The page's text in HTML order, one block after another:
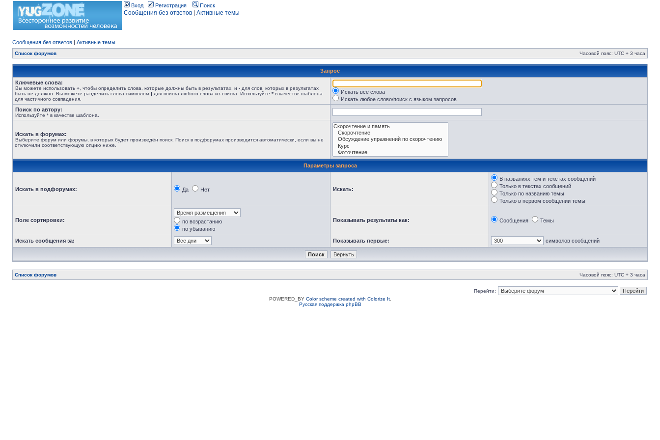
Вход Регистрация Поиск
Сообщения без ответов Активные темы
Сообщения без ответов | Активные темы
Список форумов Часовой пояс: UTC + 3 часа
Запрос
Ключевые слова:
Вы можете использовать + , чтобы определить слова, которые должны быть в результатах, и - для слов, которых в результатах
быть не должно. Вы можете разделить слова символом | для поиска любого слова из списка. Используйте * в качестве шаблона
для частичного совпадения.
Искать все слова
Искать любое слово/поиск с языком запросов
Поиск по автору:
Используйте * в качестве шаблона.
Искать в форумах:
Выберите форум или форумы, в которых будет произведён поиск. Поиск в подфорумах производится автоматически, если вы не
отключили соответствующую опцию ниже.
Параметры запроса
Искать в подфорумах: Да Нет Искать:
В названиях тем и текстах сообщений
Только в текстах сообщений
Только по названию темы
Только в первом сообщении темы
Поле сортировки:
по возрастанию
по убыванию
Показывать результаты как: Сообщения Темы
Искать сообщения за: Показывать первые: символов сообщений
Список форумов Часовой пояс: UTC + 3 часа
Перейти:
POWERED_BY Color scheme created with Colorize It.
Русская поддержка phpBB